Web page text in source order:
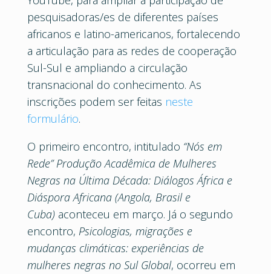
pesquisadoras/es de diferentes países
africanos e latino-americanos, fortalecendo
a articulação para as redes de cooperação
Sul-Sul e ampliando a circulação
transnacional do conhecimento. As
inscrições podem ser feitas neste
formulário.
O primeiro encontro, intitulado “Nós em
Rede” Produção Acadêmica de Mulheres
Negras na Última Década: Diálogos África e
Diáspora Africana (Angola, Brasil e
Cuba) aconteceu em março. Já o segundo
encontro, Psicologias, migrações e
mudanças climáticas: experiências de
mulheres negras no Sul Global, ocorreu em